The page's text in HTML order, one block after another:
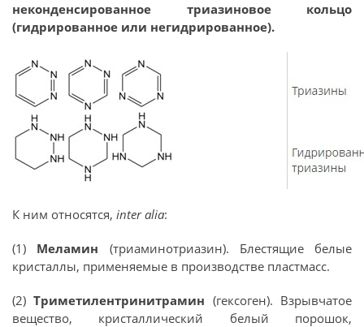
неконденсированное триазиновое кольцо
(гидрированное или негидрированное).
К ним относятся, inter alia:
(1) Меламин (триаминотриазин). Блестящие белые
кристаллы, применяемые в производстве пластмасс.
(2)Триметилентринитрамин (гексоген). Взрывчатое
вещество, кристаллический белый порошок,